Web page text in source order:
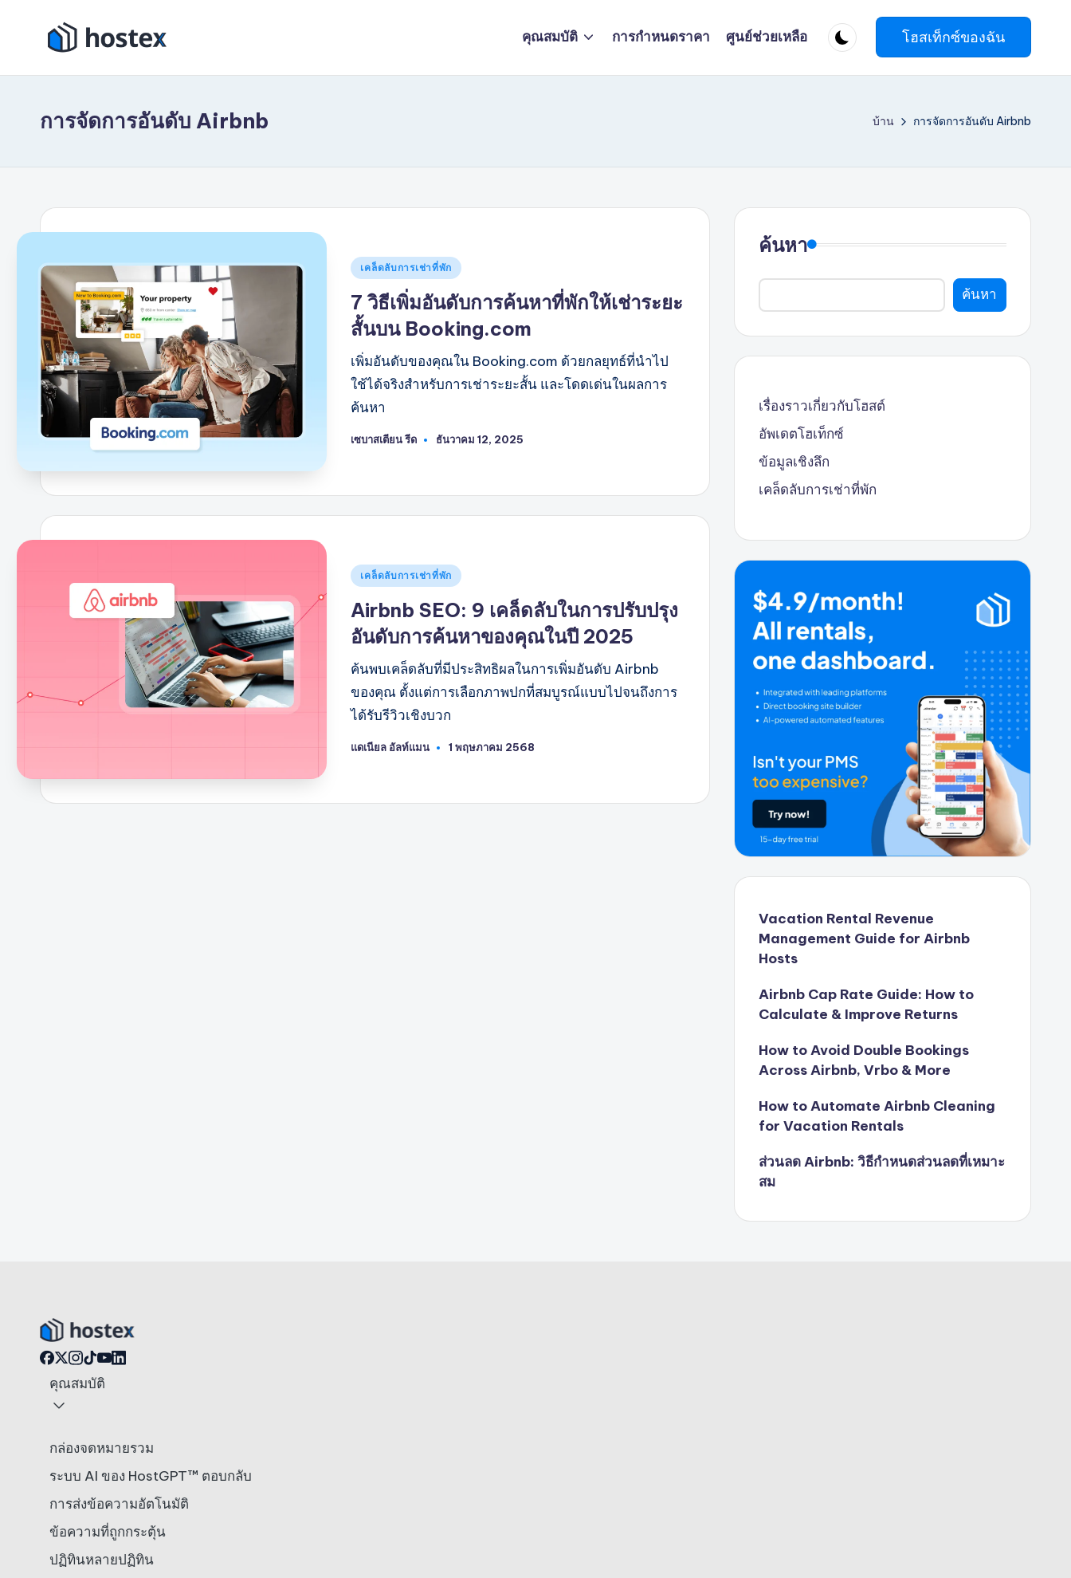
โ
เ
ท็
ก
ซ์
การ
ของ
คุณ
เป็น
ระบบ
อัตโนมัติ
ด้วย
AI
คุณสมบัติ การกำหนดราคา ศูนย์ช่วยเหลือ โฮสเท็กซ์ของฉัน
การจัดการอันดับ Airbnb บ้าน การจัดการอันดับ Airbnb
โพสต์
เคล็ดลับการเช่าที่พัก
7 วิธีเพิ่มอันดับการค้นหาที่พักให้เช่าระยะ
สั้นบน Booking.com
เพิ่มอันดับของคุณใน Booking.com ด้วยกลยุทธ์ที่นำไป
ใช้ได้จริงสำหรับการเช่าระยะสั้น และโดดเด่นในผลการ
ค้นหา
โพสต์
เซบาสเตียน รีด ธันวาคม 12, 2025
โพสต์
เคล็ดลับการเช่าที่พัก
Airbnb SEO: 9 เคล็ดลับในการปรับปรุง
อันดับการค้นหาของคุณในปี 2025
ค้นพบเคล็ดลับที่มีประสิทธิผลในการเพิ่มอันดับ Airbnb
ของคุณ ตั้งแต่การเลือกภาพปกที่สมบูรณ์แบบไปจนถึงการ
ได้รับรีวิวเชิงบวก
โพสต์
แดเนียล อัลท์แมน 1 พฤษภาคม 2568
ค้นหา
ค้นหา
เรื่องราวเกี่ยวกับโฮสต์
อัพเดตโฮเท็กซ์
ข้อมูลเชิงลึก
เคล็ดลับการเช่าที่พัก
Vacation Rental Revenue
Management Guide for Airbnb
Hosts
Airbnb Cap Rate Guide: How to
Calculate & Improve Returns
How to Avoid Double Bookings
Across Airbnb, Vrbo & More
How to Automate Airbnb Cleaning
for Vacation Rentals
ส่วนลด Airbnb: วิธีกำหนดส่วนลดที่เหมาะ
สม
คุณสมบัติ
กล่องจดหมายรวม
ระบบ AI ของ HostGPT™ ตอบกลับ
การส่งข้อความอัตโนมัติ
ข้อความที่ถูกกระตุ้น
ปฏิทินหลายปฏิทิน